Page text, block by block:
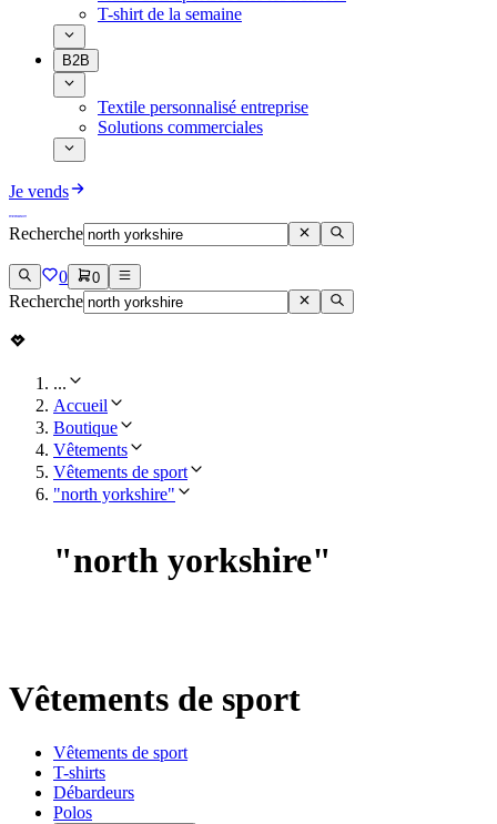
T-shirt de la semaine
B2B
Textile personnalisé entreprise
Solutions commerciales
Je vends
Recherche
0 0
Recherche
...
Accueil
Boutique
Vêtements
Vêtements de sport
"north yorkshire"
"north yorkshire"
Vêtements de sport
Vêtements de sport
T-shirts
Débardeurs
Polos